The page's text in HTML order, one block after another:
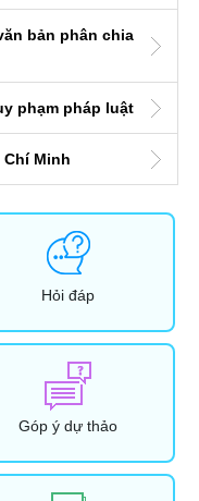
bản phân chia
phạm pháp luật
Minh
Hỏi đáp
Góp ý dự thảo